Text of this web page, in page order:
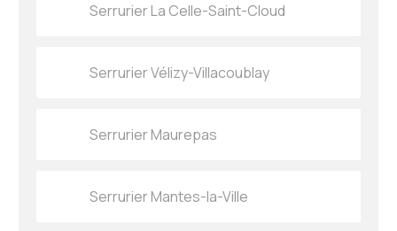
Serrurier La Celle-Saint-Cloud
Serrurier Vélizy-Villacoublay
Serrurier Maurepas
Serrurier Mantes-la-Ville